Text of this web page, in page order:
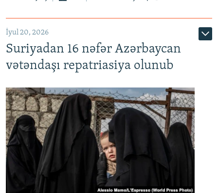
Auto
İyul 20, 2026
Suriyadan 16 nəfər Azərbaycan
vətəndaşı repatriasiya olunub